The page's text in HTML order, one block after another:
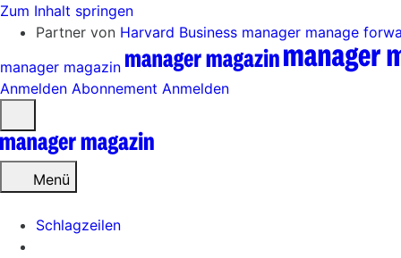
Zum Inhalt springen
Partner von Harvard Business manager manage
manager magazin
Anmelden Abonnement Anmelden
öffnen
Menü
Schlagzeilen